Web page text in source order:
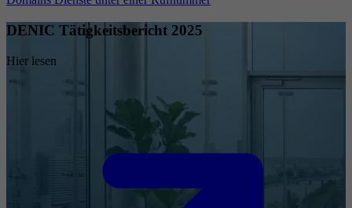
DENIC Tätigkeitsbericht 2025
Hier lesen